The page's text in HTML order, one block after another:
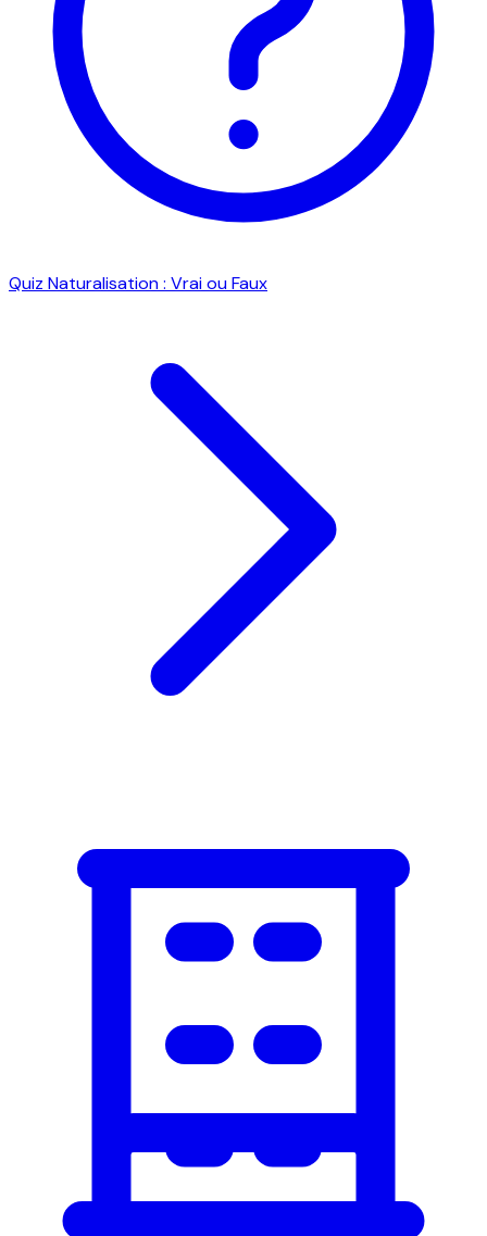
Quiz Naturalisation : Vrai ou Faux